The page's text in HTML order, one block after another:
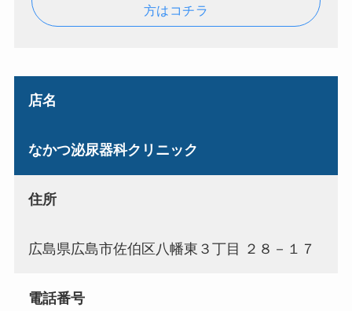
方はコチラ
店名
なかつ泌尿器科クリニック
住所
広島県広島市佐伯区八幡東３丁目 ２８－１７
電話番号